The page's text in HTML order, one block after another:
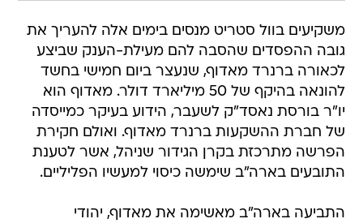
משקיעים בוול סטריט מנסים בימים אלה להעריך את
גובה ההפסדים שהסבה להם מעילת-הענק שביצע
לכאורה ברנרד מאדוף, שנעצר ביום חמישי בחשד
להונאה בהיקף של 50 מיליארד דולר. מאדוף הוא
יו"ר בורסת נאסד"ק לשעבר, הידוע בעיקר כמייסדה
של חברת ההשקעות ברנרד מאדוף. ואולם חקירת
הפרשה מתרכזת בקרן הגידור שניהל, אשר לטענת
התובעים בארה"ב שימשה כיסוי למעשיו הפליליים.
התביעה בארה"ב מאשימה את מאדוף, יהודי